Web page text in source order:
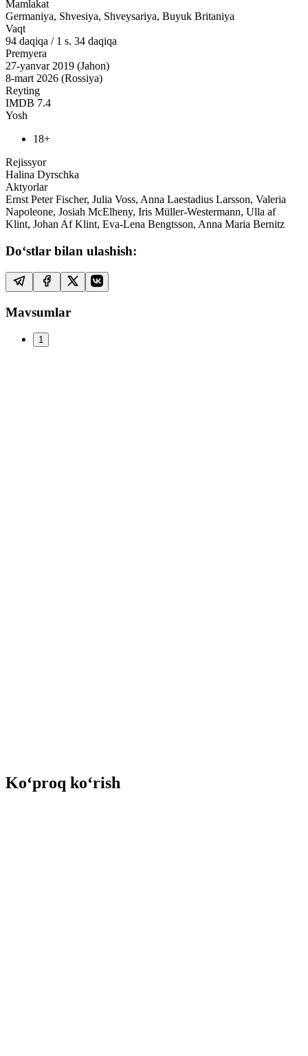
Mamlakat
Germaniya, Shvesiya, Shveysariya, Buyuk Britaniya
Vaqt
94 daqiqa / 1 s. 34 daqiqa
Premyera
27-yanvar 2019 (Jahon)
8-mart 2026 (Rossiya)
Reyting
IMDB 7.4
Yosh
18+
Rejissyor
Halina Dyrschka
Aktyorlar
Ernst Peter Fischer, Julia Voss, Anna Laestadius Larsson, Valeria
Napoleone, Josiah McElheny, Iris Müller-Westermann, Ulla af
Klint, Johan Af Klint, Eva-Lena Bengtsson, Anna Maria Bernitz
Do‘stlar bilan ulashish:
Mavsumlar
1
Ko‘proq ko‘rish